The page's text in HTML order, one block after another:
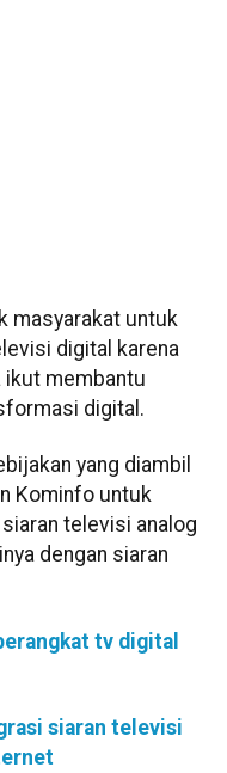
masyarakat untuk
digital karena
ikut membantu
digital.
yang diambil
Kominfo untuk
televisi analog
dengan siaran
tv digital
siaran televisi